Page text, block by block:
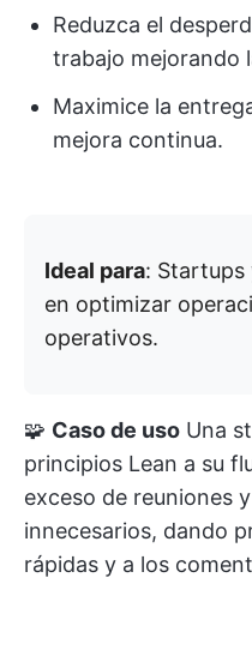
Reduzca el
trabajo mejorando
Maximice la
mejora continua.
Ideal para: Startups
en optimizar
operativos.
🧩 Caso de uso Una
principios Lean a su
exceso de reuniones
innecesarios, dando
rápidas y a los